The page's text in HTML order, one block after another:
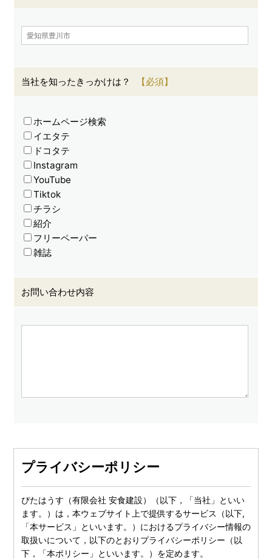
当社を知ったきっかけは？
ホームページ検索
イエタテ
ドコタテ
Instagram
YouTube
Tiktok
チラシ
紹介
フリーペーパー
雑誌
お問い合わせ内容
プライバシーポリシー
ぴたはうす（有限会社 安食建設）（以下，「当社」といい
ます。）は，本ウェブサイト上で提供するサービス（以下,
「本サービス」といいます。）におけるプライバシー情報の
取扱いについて，以下のとおりプライバシーポリシー（以
下，「本ポリシー」といいます。）を定めます。